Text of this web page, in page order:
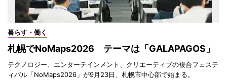
暮らす・働く
札幌でNoMaps2026 テーマは「GALAPAGOS」
テクノロジー、エンターテインメント、クリエーティブの複合フェステ
ィバル「NoMaps2026」が9月23日、札幌市中心部で始まる。